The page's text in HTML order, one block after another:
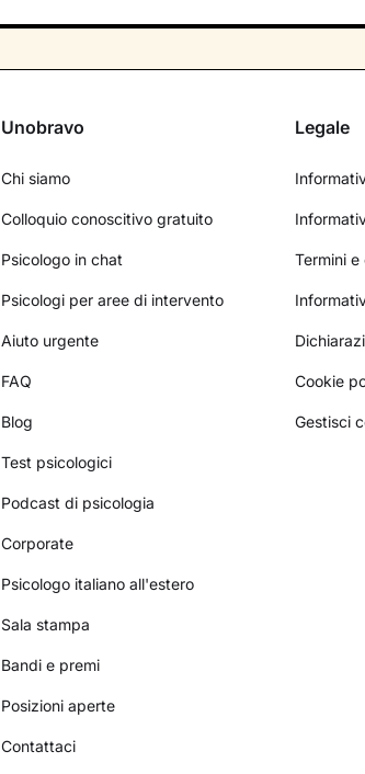
Unobravo
Chi siamo
Colloquio conoscitivo gratuito
Psicologo in chat
Psicologi per aree di intervento
Aiuto urgente
FAQ
Blog
Test psicologici
Podcast di psicologia
Corporate
Psicologo italiano all'estero
Sala stampa
Bandi e premi
Posizioni aperte
Contattaci
Legale
Termini
Cookie
Gestisci